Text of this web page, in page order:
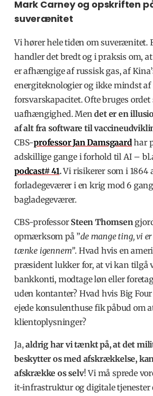
Mark Carney og opskriften
suverænitet
Vi hører hele tiden om suverænitet.
handler det bredt og i praksis om,
er afhængige af russisk gas, af
energiteknologier og ikke mindst af
forsvarskapacitet. Ofte bruges
uafhængighed. Mendet er en
af alt fra software til
CBS-professorJan Damsgaardhar
adskillige gange i forhold til AI –
podcast# 41.Vi risikerer som i 1864
forladegeværer i en krig mod 6
bagladegeværer.
CBS-professor Steen Thomsen
opmærksom på ”de mange ting, vi
tænke igennem”. Hvad hvis en
præsident lukker for, at vi kan tilgå
bankkonti, modtage løn eller
uden kontanter? Hvad hvis Big
ejede konsulenthuse fik påbud om
klientoplysninger?
Ja,aldrig har vi tænkt på, at det
beskytter os med afskrækkelse,
afskrække os selv!Vi må sprede
it-infrastruktur og digitale tjenester